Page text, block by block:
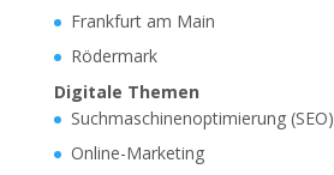
Frankfurt am Main
Rödermark
Digitale Themen
Suchmaschinenoptimierung (SEO)
Online-Marketing